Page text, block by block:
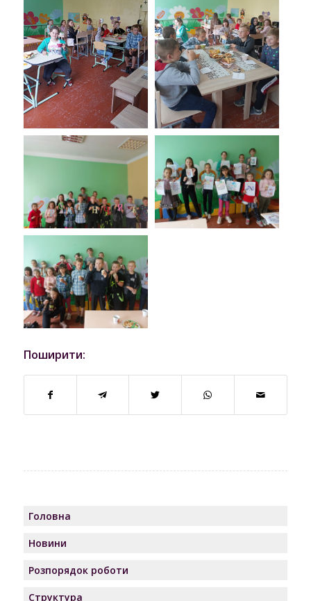
Поширити:
Головна
Новини
Розпорядок роботи
Структура